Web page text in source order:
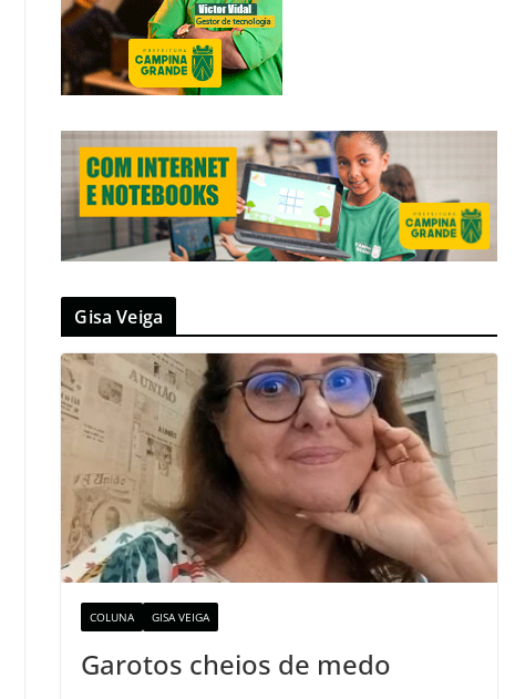
Gisa Veiga
COLUNA GISA VEIGA
Garotos cheios de medo